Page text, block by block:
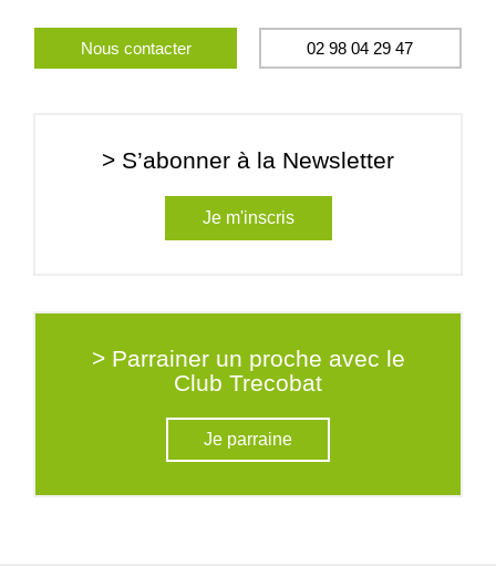
Nous contacter 02 98 04 29 47
> S’abonner à la Newsletter
Je m'inscris
> Parrainer un proche avec le
Club Trecobat
Je parraine